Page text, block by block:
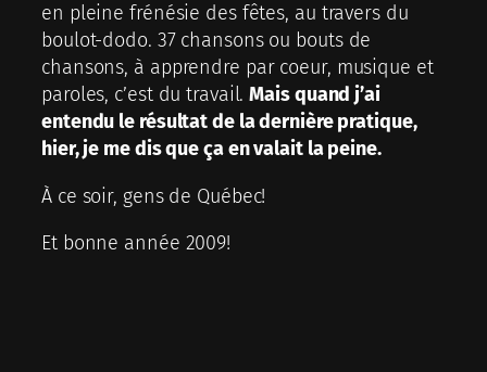
en pleine frénésie des fêtes, au travers du
boulot-dodo. 37 chansons ou bouts de
chansons, à apprendre par coeur, musique et
paroles, c’est du travail.Mais quand j’ai
entendu le résultat de la dernière pratique,
hier, je me dis que ça en valait la peine.
À ce soir, gens de Québec!
Et bonne année 2009!